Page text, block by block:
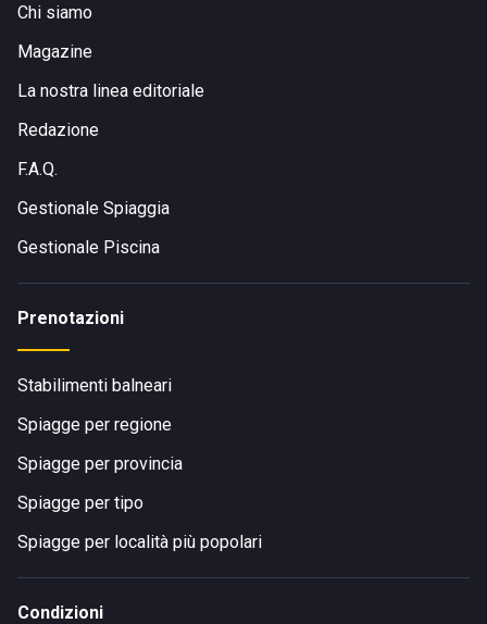
Chi siamo
Magazine
La nostra linea editoriale
Redazione
F.A.Q.
Gestionale Spiaggia
Gestionale Piscina
Prenotazioni
Stabilimenti balneari
Spiagge per regione
Spiagge per provincia
Spiagge per tipo
Spiagge per località più popolari
Condizioni